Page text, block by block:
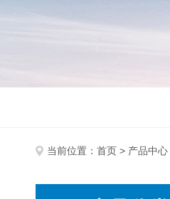
当前位置： 首页 > 产品中心